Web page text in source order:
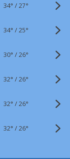
34° /27°
34° /25°
30° /26°
32° /26°
32° /26°
32° /26°